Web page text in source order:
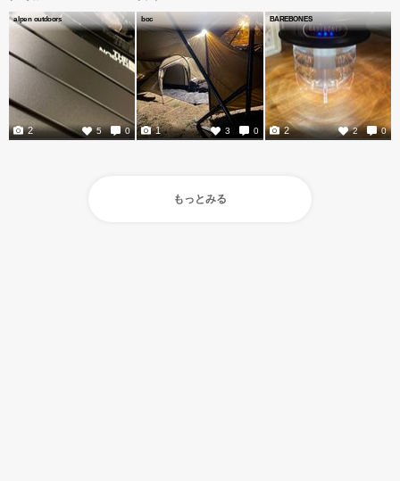
alpen outdoors
5 0
2
boc
3 0
1
BAREBONES
2 0
2
もっとみる